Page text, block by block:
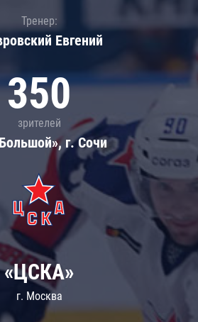
Тренер:
Евгений
350
зрителей
г. Сочи
«ЦСКА»
г. Москва